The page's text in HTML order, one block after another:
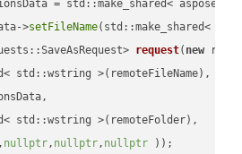
= std::make_shared<
>setFileName(std::make_shared<
request( new
std::wstring >(remoteFileName),
std::wstring >(remoteFolder),
, nullptr, nullptr, nullptr ))